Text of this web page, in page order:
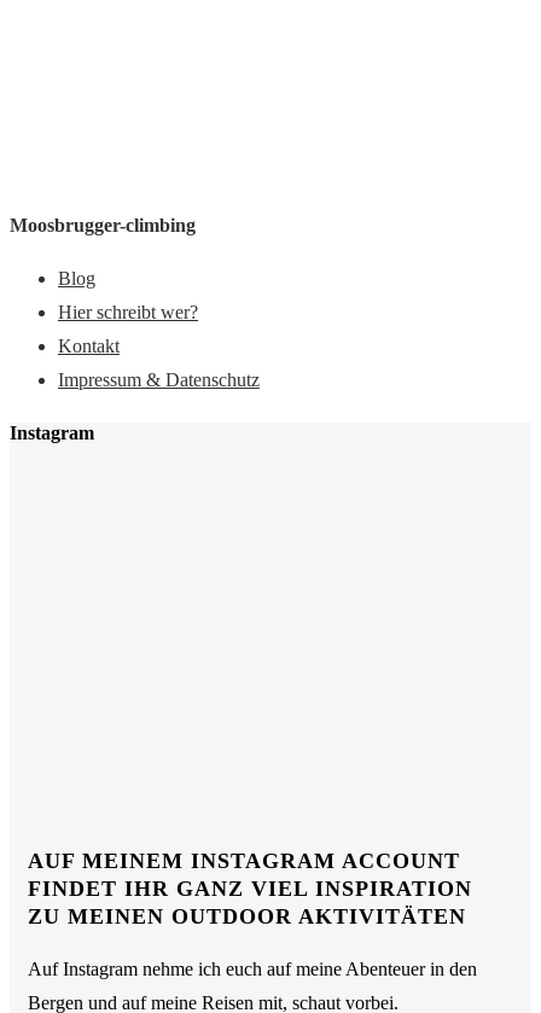
Moosbrugger-climbing
Blog
Hier schreibt wer?
Kontakt
Impressum & Datenschutz
Instagram
AUF MEINEM INSTAGRAM ACCOUNT
FINDET IHR GANZ VIEL INSPIRATION
ZU MEINEN OUTDOOR AKTIVITÄTEN
Auf Instagram nehme ich euch auf meine Abenteuer in den
Bergen und auf meine Reisen mit, schaut vorbei.